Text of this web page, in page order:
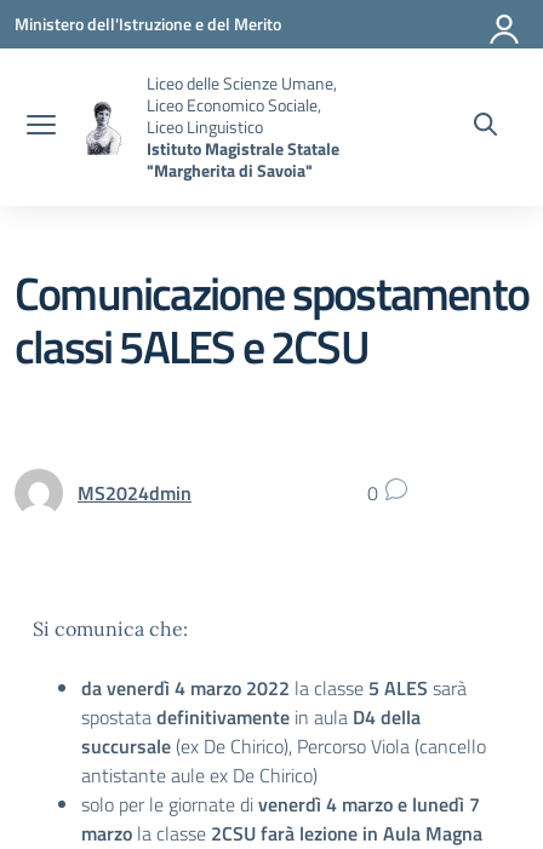
Vai ai contenuti
Vai al menu di navigazione
Vai al footer
Ministero dell'Istruzione e del Merito
Liceo delle Scienze Umane,
Liceo Economico Sociale,
Liceo Linguistico
Istituto Magistrale Statale
"Margherita di Savoia"
Comunicazione spostamento
classi 5ALES e 2CSU
MS2024dmin 0
Si comunica che:
da venerdì 4 marzo 2022 la classe 5 ALES sarà
spostatadefinitivamente in aula D4 della
succursale (ex De Chirico), Percorso Viola (cancello
antistante aule ex De Chirico)
solo per le giornate divenerdì 4 marzo e lunedì 7
marzo la classe 2CSU farà lezione in Aula Magna